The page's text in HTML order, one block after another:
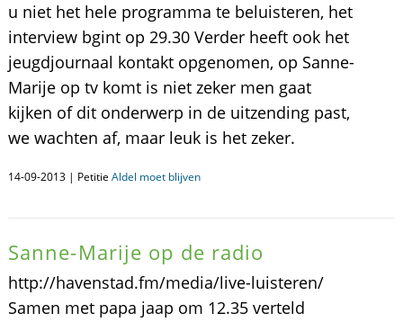
u niet het hele programma te beluisteren, het
interview bgint op 29.30 Verder heeft ook het
jeugdjournaal kontakt opgenomen, op Sanne-
Marije op tv komt is niet zeker men gaat
kijken of dit onderwerp in de uitzending past,
we wachten af, maar leuk is het zeker.
14-09-2013 | Petitie Aldel moet blijven
Sanne-Marije op de radio
http://havenstad.fm/media/live-luisteren/
Samen met papa jaap om 12.35 verteld